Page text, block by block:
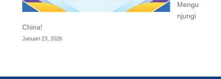
Mengu
njungi
China!
Januari 23, 2026